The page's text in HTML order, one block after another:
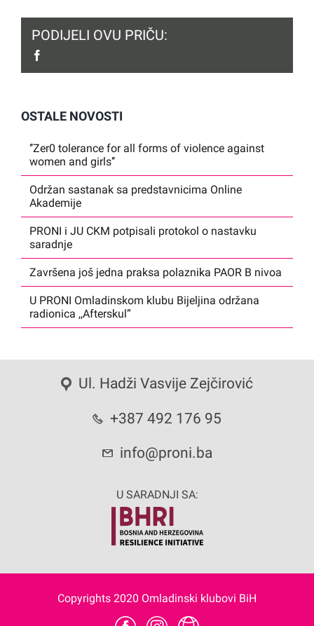
PODIJELI OVU PRIČU:
OSTALE NOVOSTI
‘’Zer0 tolerance for all forms of violence against
women and girls’’
Održan sastanak sa predstavnicima Online
Akademije
PRONI i JU CKM potpisali protokol o nastavku
saradnje
Završena još jedna praksa polaznika PAOR B nivoa
U PRONI Omladinskom klubu Bijeljina održana
radionica ,,Afterskul”
Ul. Hadži Vasvije Zejčirović
+387 492 176 95
info@proni.ba
U SARADNJI SA:
Copyrights 2020 Omladinski klubovi BiH